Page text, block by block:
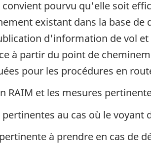
pourvu qu'elle soit
existant dans la base
d'information de vol
à partir du point de
pour les procédures en
RAIM et les mesures
pertinentes au cas où le
à prendre en cas de